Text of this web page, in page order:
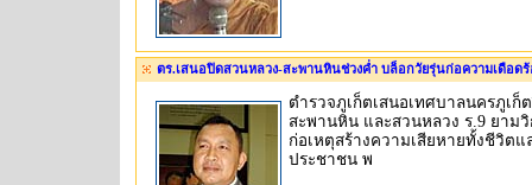
ตร.เสนอปิดสวนหลวง-สะพานหินช่วงค่ำ บล็อกวัยรุ่นก่อความเดือด
ตำรวจภูเก็ตเสนอเทศบาลนครภูเก็
สะพานหิน และสวนหลวง ร.9 ยาม
ก่อเหตุสร้างความเสียหายทั้งชีวิต
ประชาชน พ